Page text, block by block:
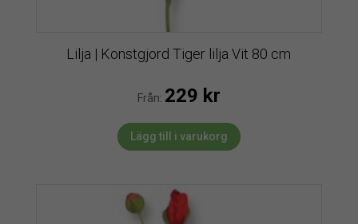
Lilja | Konstgjord Tiger lilja Vit 80 cm
Från: 229 kr
Lägg till i varukorg